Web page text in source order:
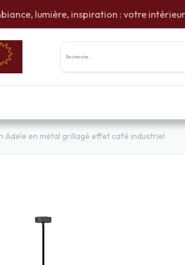
lumière, inspiration : votre
Adele en métal grillagé effet café industriel